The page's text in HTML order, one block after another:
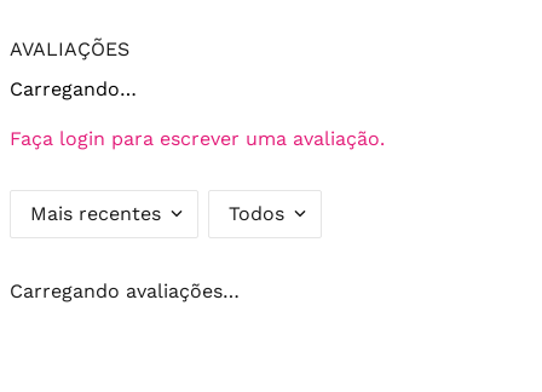
AVALIAÇÕES
Carregando…
Faça login para escrever uma avaliação.
Mais recentes Todos
Carregando avaliações…